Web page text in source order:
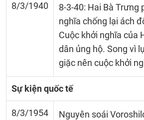
8/3/1940
8-3-40: Hai Bà Trưng
nghĩa chống lại ách
Cuộc khởi nghĩa của
dân ủng hộ. Song vì
giặc nên cuộc khởi
Sự kiện quốc tế
8/3/1954
Nguyên soái